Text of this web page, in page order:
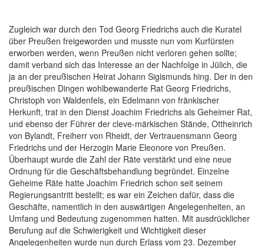
Zugleich war durch den Tod Georg Friedrichs auch die Kuratel
über Preußen freigeworden und musste nun vom Kurfürsten
erworben werden, wenn Preußen nicht verloren gehen sollte;
damit verband sich das Interesse an der Nachfolge in Jülich, die
ja an der preußischen Heirat Johann Sigismunds hing. Der in den
preußischen Dingen wohlbewanderte Rat Georg Friedrichs,
Christoph von Waldenfels, ein Edelmann von fränkischer
Herkunft, trat in den Dienst Joachim Friedrichs als Geheimer Rat,
und ebenso der Führer der cleve-märkischen Stände, Ottheinrich
von Bylandt, Freiherr von Rheidt, der Vertrauensmann Georg
Friedrichs und der Herzogin Marie Eleonore von Preußen.
Überhaupt wurde die Zahl der Räte verstärkt und eine neue
Ordnung für die Geschäftsbehandlung begründet. Einzelne
Geheime Räte hatte Joachim Friedrich schon seit seinem
Regierungsantritt bestellt; es war ein Zeichen dafür, dass die
Geschäfte, namentlich in den auswärtigen Angelegenheiten, an
Umfang und Bedeutung zugenommen hatten. Mit ausdrücklicher
Berufung auf die Schwierigkeit und Wichtigkeit dieser
Angelegenheiten wurde nun durch Erlass vom 23. Dezember